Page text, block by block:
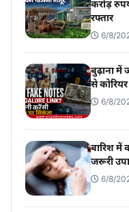
करोड़
रफ्तार
6/8/
बुढ़ाना में
से
6/8/
बारिश में
जरूरी
6/8/